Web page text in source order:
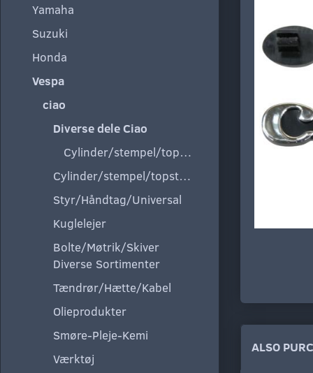
Yamaha
Suzuki
Honda
Vespa
ciao
Diverse dele Ciao
Cylinder/stempel/topstykke
Cylinder/stempel/topstykke
Styr/Håndtag/Universal
Kuglelejer
Bolte/Møtrik/Skiver
Diverse Sortimenter
Tændrør/Hætte/Kabel
Olieprodukter
Smøre-Pleje-Kemi
Værktøj
ALSO